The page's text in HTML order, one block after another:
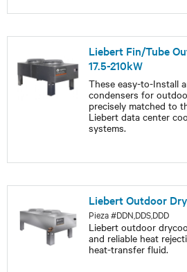
Liebert Fin/Tube
17.5-210kW
These easy-to-Install
condensers for
precisely matched to
Liebert data center
systems.
Liebert Outdoor
Pieza #DDN,DDS,DDD
Liebert outdoor
and reliable heat
heat-transfer fluid.